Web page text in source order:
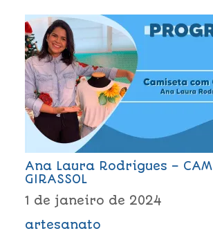
Ana Laura Rodrigues –
GIRASSOL
1 de janeiro de 2024
artesanato